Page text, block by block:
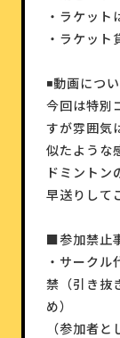
・ラケット
・ラケット
◾️動画につ
今回は特別
すが雰囲気
似たような
ドミントン
早送りして
■参加禁止
・サーク
禁（引き抜
め）
（参加者